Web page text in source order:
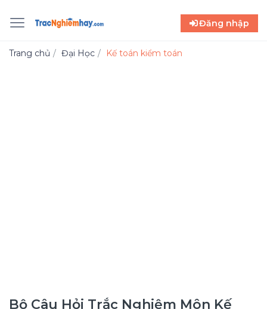
Đăng nhập
Trang chủ Đại Học Kế toán kiểm toán
Bộ Câu Hỏi Trắc Nghiệm Môn Kế